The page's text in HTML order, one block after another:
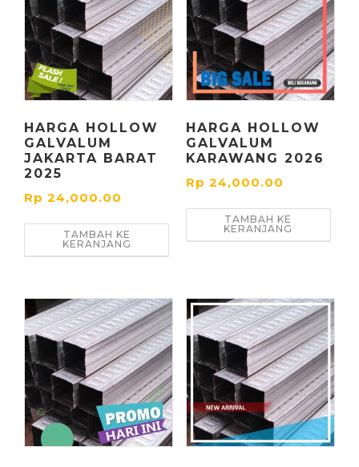
HARGA HOLLOW
GALVALUM
JAKARTA BARAT
2025
Rp 24,000.00
TAMBAH KE
KERANJANG
HARGA HOLLOW
GALVALUM
KARAWANG 2026
Rp 24,000.00
TAMBAH KE
KERANJANG